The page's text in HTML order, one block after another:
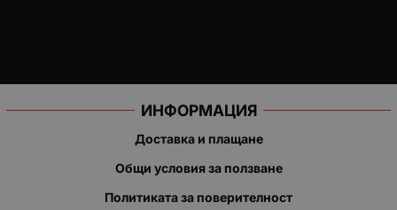
ИНФОРМАЦИЯ
Доставка и плащане
Общи условия за ползване
Политиката за поверителност